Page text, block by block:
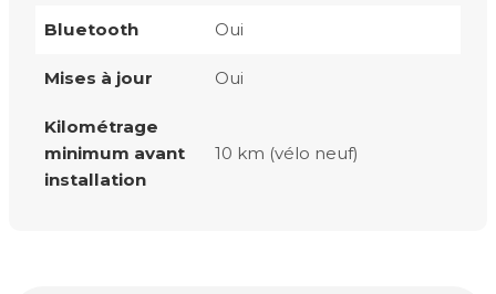
Bluetooth Oui
Mises à jour Oui
Kilométrage
minimum avant
installation
10 km (vélo neuf)